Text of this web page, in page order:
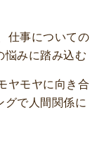
仕事についての
悩みに踏み込む
ヤモヤに向き合
で人間関係に